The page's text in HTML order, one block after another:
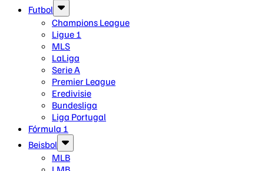
Futbol
Champions League
Ligue 1
MLS
LaLiga
Serie A
Premier League
Eredivisie
Bundesliga
Liga Portugal
Fórmula 1
Beisbol
MLB